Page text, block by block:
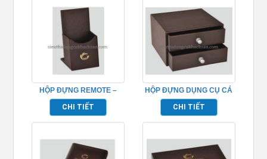
HỘP ĐỰNG REMOTE –
TP695046
CHI TIẾT
HỘP ĐỰNG DỤNG CỤ CÁ
NHÂN CÓ NGĂN –
TP695052
CHI TIẾT